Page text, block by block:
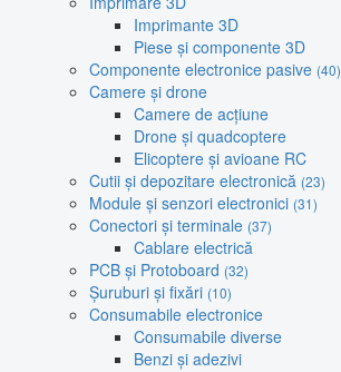
Imprimante 3D
Piese și componente 3D
Componente electronice pasive (40)
Camere și drone
Camere de acțiune
Drone și quadcoptere
Elicoptere și avioane RC
Cutii și depozitare electronică (23)
Module și senzori electronici (31)
Conectori și terminale (37)
Cablare electrică
PCB și Protoboard (32)
Șuruburi și fixări (10)
Consumabile electronice
Consumabile diverse
Benzi și adezivi